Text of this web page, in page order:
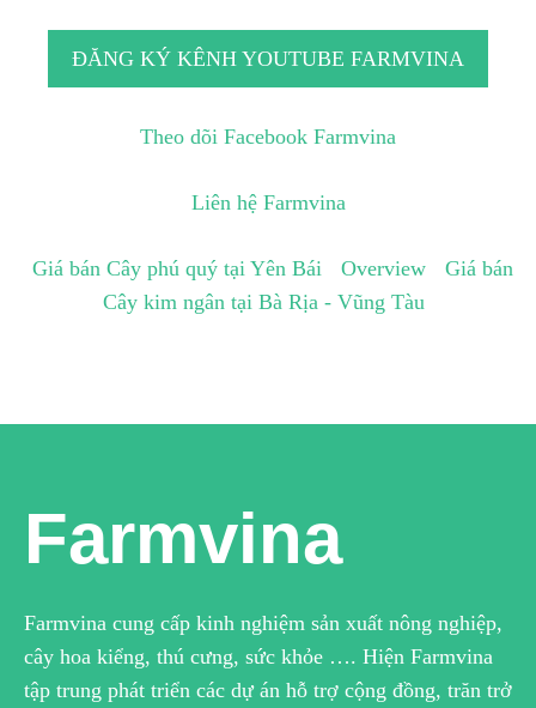
ĐĂNG KÝ KÊNH YOUTUBE FARMVINA
Theo dõi Facebook Farmvina
Liên hệ Farmvina
Giá bán Cây phú quý tại Yên Bái Overview
Giá bán
Cây kim ngân tại Bà Rịa - Vũng Tàu
Farmvina
Farmvina cung cấp kinh nghiệm sản xuất nông nghiệp,
cây hoa kiểng, thú cưng, sức khỏe …. Hiện Farmvina
tập trung phát triển các dự án hỗ trợ cộng đồng, trăn trở